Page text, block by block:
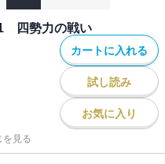
四勢力の戦い
カートに入れる
試し読み
お気に入り
を見る